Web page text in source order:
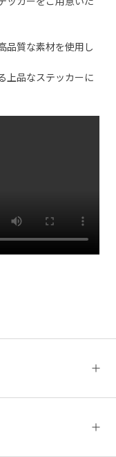
品質な素材を使用し
上品なステッカーに